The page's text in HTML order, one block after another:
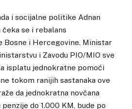
i socijalne politike Adnan
čeka se i rebalans
Bosne i Hercegovine. Ministar
i Zavodu PIO/MIO sve
isplatu jednokratne pomoći
tokom ranijih sastanaka ove
da jednokratna novčana
do 1.000 KM, bude po